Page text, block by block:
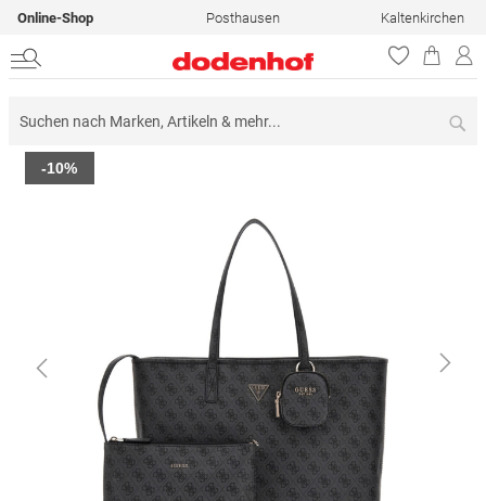
Online-Shop Posthausen Kaltenkirchen
Zum
Ende
-10%